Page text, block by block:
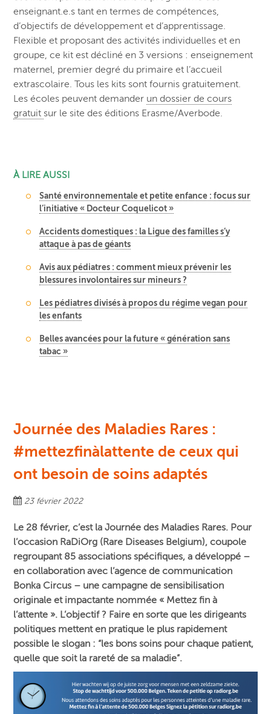
enseignant.e.s tant en termes de compétences,
d’objectifs de développement et d’apprentissage.
Flexible et proposant des activités individuelles et en
groupe, ce kit est décliné en 3 versions : enseignement
maternel, premier degré du primaire et l’accueil
extrascolaire. Tous les kits sont fournis gratuitement.
Les écoles peuvent demander un dossier de cours
gratuit sur le site des éditions Erasme/Averbode.
À LIRE AUSSI
Santé environnementale et petite enfance : focus sur
l’initiative « Docteur Coquelicot »
Accidents domestiques : la Ligue des familles s’y
attaque à pas de géants
Avis aux pédiatres : comment mieux prévenir les
blessures involontaires sur mineurs ?
Les pédiatres divisés à propos du régime vegan pour
les enfants
Belles avancées pour la future « génération sans
tabac »
Journée des Maladies Rares :
#mettezfinàlattente de ceux qui
ont besoin de soins adaptés
23 février 2022
Le 28 février, c’est la Journée des Maladies Rares. Pour
l’occasion RaDiOrg (Rare Diseases Belgium), coupole
regroupant 85 associations spécifiques, a développé –
en collaboration avec l’agence de communication
Bonka Circus – une campagne de sensibilisation
originale et impactante nommée « Mettez fin à
l’attente ». L’objectif ? Faire en sorte que les dirigeants
politiques mettent en pratique le plus rapidement
possible le slogan : “les bons soins pour chaque patient,
quelle que soit la rareté de sa maladie”.